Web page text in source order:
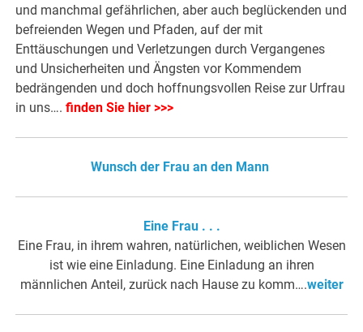
und manchmal gefährlichen, aber auch beglückenden und
befreienden Wegen und Pfaden, auf der mit
Enttäuschungen und Verletzungen durch Vergangenes
und Unsicherheiten und Ängsten vor Kommendem
bedrängenden und doch hoffnungsvollen Reise zur Urfrau
in uns….finden Sie hier >>>
Wunsch der Frau an den Mann
Eine Frau . . .
Eine Frau, in ihrem wahren, natürlichen, weiblichen Wesen
ist wie eine Einladung. Eine Einladung an ihren
männlichen Anteil, zurück nach Hause zu komm….weiter